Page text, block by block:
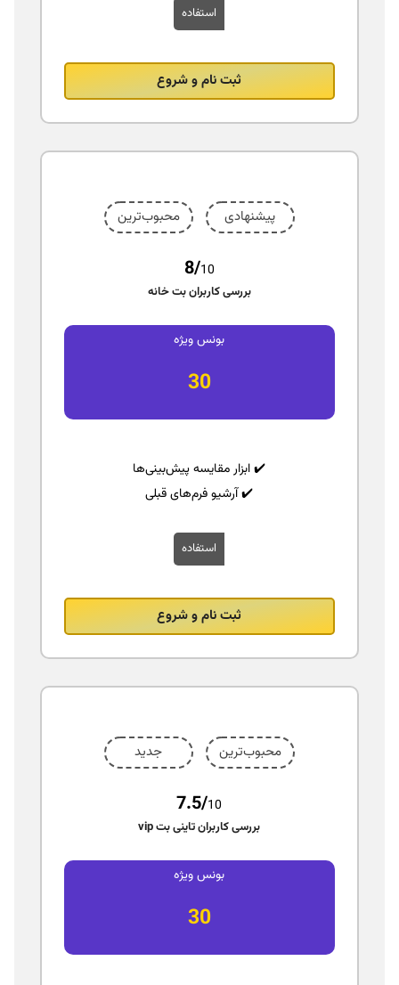
استفاده
ثبت نام و شروع
پیشنهادی محبوب‌ترین
8/10
بررسی کاربران بت خانه
بونس ویژه
30
✔️ ابزار مقایسه پیش‌بینی‌ها
✔️ آرشیو فرم‌های قبلی
استفاده
ثبت نام و شروع
محبوب‌ترین جدید
7.5/10
بررسی کاربران تاینی بت vip
بونس ویژه
30